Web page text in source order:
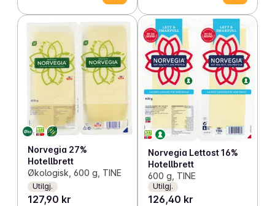
Norvegia 27%
Hotellbrett
Økologisk, 600 g, TINE
Utilgj.
127,90 kr
Norvegia Lettost 16%
Hotellbrett
600 g, TINE
Utilgj.
126,40 kr